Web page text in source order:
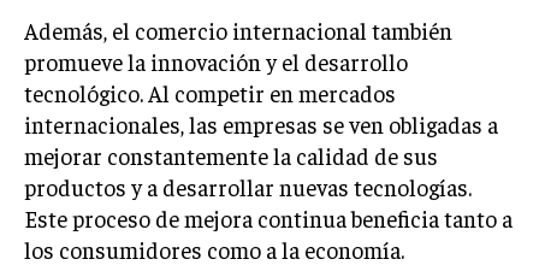
LIDERAZGO
HABILIDADES DIRECTIVAS
EMPRENDIMIENTO
PLANIFICACIÓN EMPRESARIAL
FINANZAS
FINANZAS Y CONTABILIDAD
Además, el comercio internacional también
promueve la innovación y el desarrollo
tecnológico. Al competir en mercados
internacionales, las empresas se ven obligadas a
mejorar constantemente la calidad de sus
productos y a desarrollar nuevas tecnologías.
Este proceso de mejora continua beneficia tanto a
los consumidores como a la economía.